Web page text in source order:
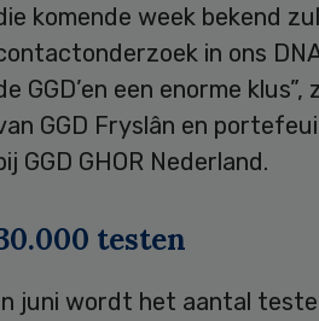
komende week bekend
in ons
GGD’en een enorme
GGD Fryslân en
GGD GHOR Nederland.
testen
juni wordt het aantal